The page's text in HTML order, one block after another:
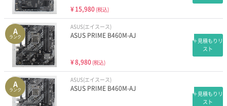
¥15,980 (税込)
A
ランク
ASUS(エイスース)
ASUS PRIME B460M-AJ
¥8,980 (税込)
＋見積もりリ
スト
A
ランク
ASUS(エイスース)
ASUS PRIME B460M-AJ
＋見積もりリ
スト